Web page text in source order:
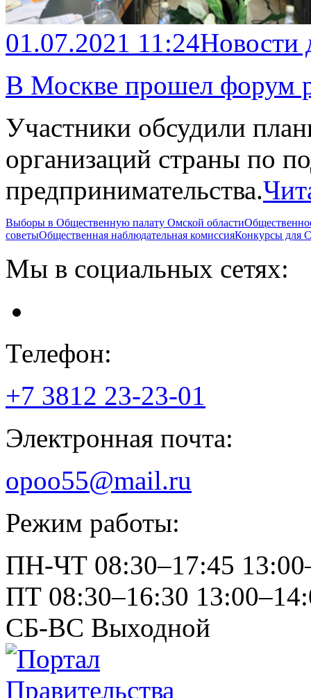
01.07.2021 11:24
В Москве прошел форум
Участники обсудили
организаций страны по
предпринимательства.
Выборы в Общественную палату Омской области
советыОбщественная наблюдательная комиссияКонкурсы
Мы в социальных сетях:
Телефон:
+7 3812 23-23-01
Электронная почта:
opoo55@mail.ru
Режим работы:
ПН-ЧТ 08:30–17:45
ПТ 08:30–16:30
СБ-ВС Выходной